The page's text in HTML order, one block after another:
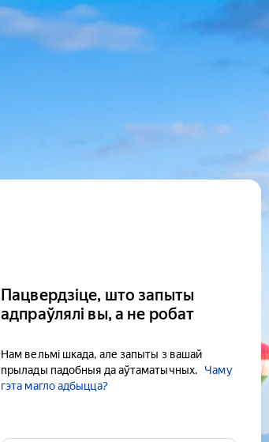
Пацвердзіце, што запыты
адпраўлялі вы, а не робат
Нам вельмі шкада, але запыты з вашай
прылады падобныя да аўтаматычных.
Чаму
гэта магло адбыцца?